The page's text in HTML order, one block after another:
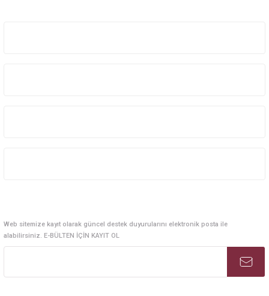
Web sitemize kayıt olarak güncel destek duyurularını elektronik posta ile
alabilirsiniz. E-BÜLTEN İÇİN KAYIT OL